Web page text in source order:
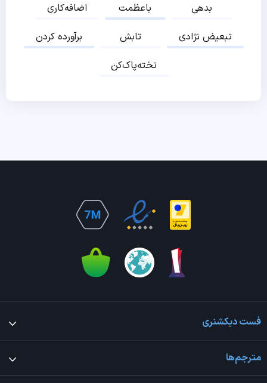
اضافه‌کاری
باعظمت
بدهی
برآورده کردن
تابش
تبعیض نژادی
تخته‌پاک‌کن
فست دیکشنری
مترجم‌ها